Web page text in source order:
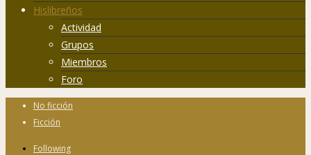
Hislibreños
Actividad
Grupos
Miembros
Foro
No ficción
Ficción
Following